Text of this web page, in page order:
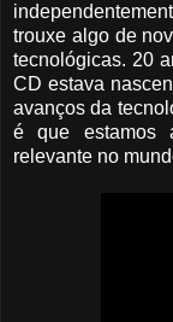
trouxe algo de
tecnológicas. 20
CD estava
avanços da
é que estamos
relevante no